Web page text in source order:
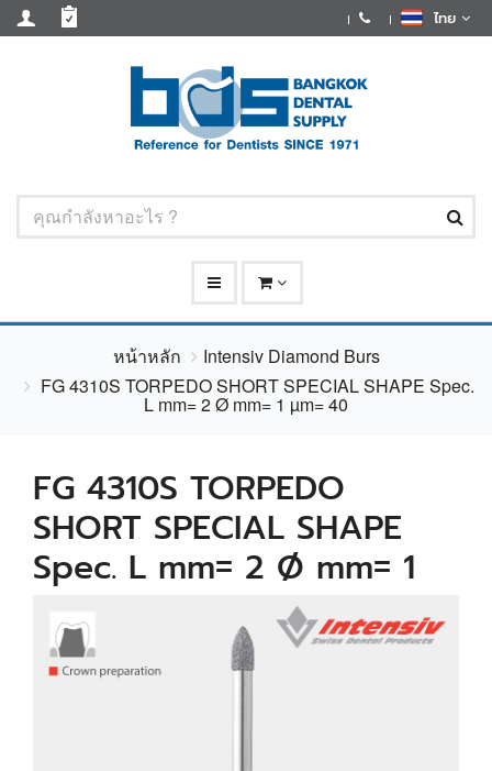
ไทย
หน้าหลัก
Intensiv Diamond Burs
FG 4310S TORPEDO SHORT SPECIAL SHAPE Spec.
L mm= 2 Ø mm= 1 µm= 40
FG 4310S TORPEDO
SHORT SPECIAL SHAPE
Spec. L mm= 2 Ø mm= 1